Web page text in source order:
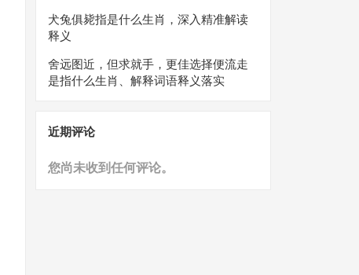
犬兔俱毙指是什么生肖，深入精准解读
释义
舍远图近，但求就手，更佳选择便流走
是指什么生肖、解释词语释义落实
近期评论
您尚未收到任何评论。